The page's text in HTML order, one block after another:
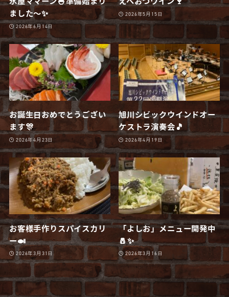
ました〜✨
2026年6月14日
2026年5月15日
お誕生日おめでとうござい
ます🎊
2026年4月23日
旭川シビックウインドオー
ケストラ演奏会🎵
2026年4月19日
お客様手作りスパイスカリ
ー🍛
2026年3月31日
「よしお」メニュー開発中
🧂✨
2026年3月16日